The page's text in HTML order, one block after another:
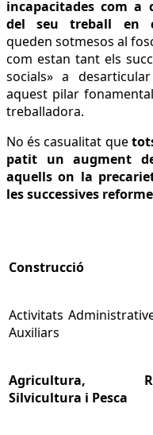
incapacitades com a
del seu treball en
queden sotmesos al
com estan tant els
socials» a
aquest pilar
treballadora.
No és casualitat que
patit un augment
aquells on la
les successives
Construcció
Activitats
Auxiliars
Agricultura,
Silvicultura i Pesca